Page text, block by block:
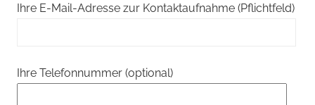
Ihre E-Mail-Adresse zur Kontaktaufnahme (Pflichtfeld)
Ihre Telefonnummer (optional)